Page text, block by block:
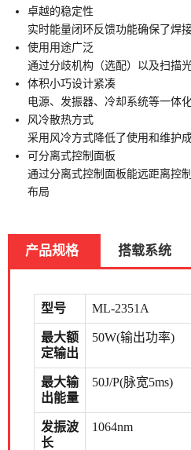
卓越的稳定性
实时能量闭环反馈功能确保了焊
使用用途广泛
通过分歧机构（选配）以及扫描
体积小巧设计紧凑
电源、发振器、冷却系统等一体
风冷散热方式
采用风冷方式降低了使用和维护
可分离式控制面板
通过分离式控制面板能远距离控
布局
产品规格 搭载系统
型号 ML-2351A
最大额
定输出
50W(输出功率)
最大输
出能量
50J/P(脉宽5ms)
发振波
长
1064nm